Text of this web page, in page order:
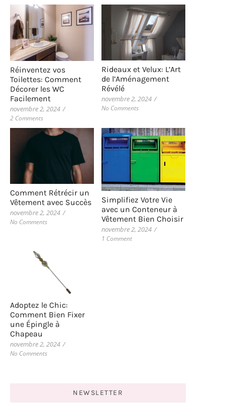
Réinventez vos
Toilettes: Comment
Décorer les WC
Facilement
novembre 2, 2024 /
2 Comments
Rideaux et Velux: L’Art
de l’Aménagement
Révélé
novembre 2, 2024 /
No Comments
Comment Rétrécir un
Vêtement avec Succès
novembre 2, 2024 /
No Comments
Simplifiez Votre Vie
avec un Conteneur à
Vêtement Bien Choisir
novembre 2, 2024 /
1 Comment
Adoptez le Chic:
Comment Bien Fixer
une Épingle à
Chapeau
novembre 2, 2024 /
No Comments
NEWSLETTER